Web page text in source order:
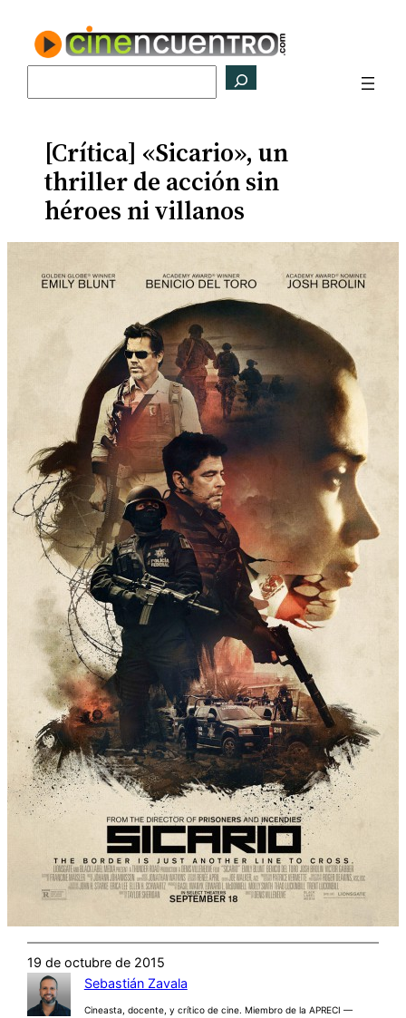
contenido
[Crítica] «Sicario», un
thriller de acción sin
héroes ni villanos
19 de octubre de 2015
Sebastián Zavala
Cineasta, docente, y crítico de cine. Miembro de la APRECI —